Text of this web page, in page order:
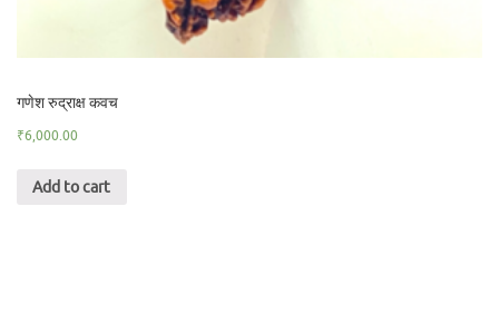
गणेश रुद्राक्ष कवच
₹6,000.00
Add to cart